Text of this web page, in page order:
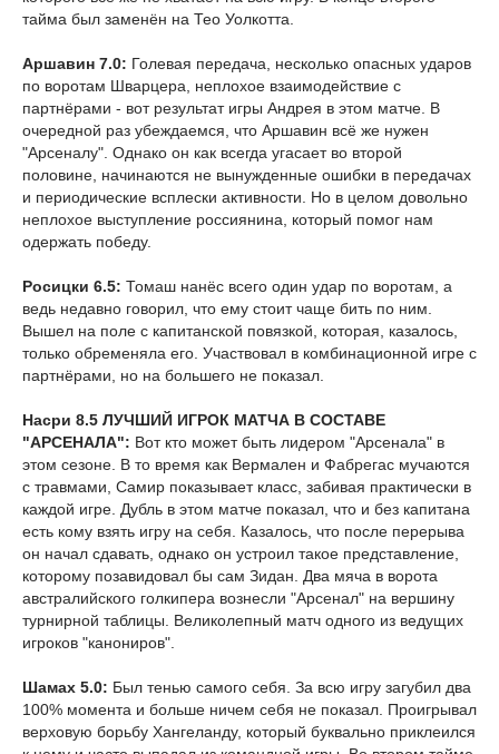
тайма был заменён на Тео Уолкотта.
Аршавин 7.0: Голевая передача, несколько опасных ударов
по воротам Шварцера, неплохое взаимодействие с
партнёрами - вот результат игры Андрея в этом матче. В
очередной раз убеждаемся, что Аршавин всё же нужен
"Арсеналу". Однако он как всегда угасает во второй
половине, начинаются не вынужденные ошибки в передачах
и периодические всплески активности. Но в целом довольно
неплохое выступление россиянина, который помог нам
одержать победу.
Росицки 6.5: Томаш нанёс всего один удар по воротам, а
ведь недавно говорил, что ему стоит чаще бить по ним.
Вышел на поле с капитанской повязкой, которая, казалось,
только обременяла его. Участвовал в комбинационной игре с
партнёрами, но на большего не показал.
Насри 8.5 ЛУЧШИЙ ИГРОК МАТЧА В СОСТАВЕ
"АРСЕНАЛА": Вот кто может быть лидером "Арсенала" в
этом сезоне. В то время как Вермален и Фабрегас мучаются
с травмами, Самир показывает класс, забивая практически в
каждой игре. Дубль в этом матче показал, что и без капитана
есть кому взять игру на себя. Казалось, что после перерыва
он начал сдавать, однако он устроил такое представление,
которому позавидовал бы сам Зидан. Два мяча в ворота
австралийского голкипера вознесли "Арсенал" на вершину
турнирной таблицы. Великолепный матч одного из ведущих
игроков "канониров".
Шамах 5.0: Был тенью самого себя. За всю игру загубил два
100% момента и больше ничем себя не показал. Проигрывал
верховую борьбу Хангеланду, который буквально приклеился